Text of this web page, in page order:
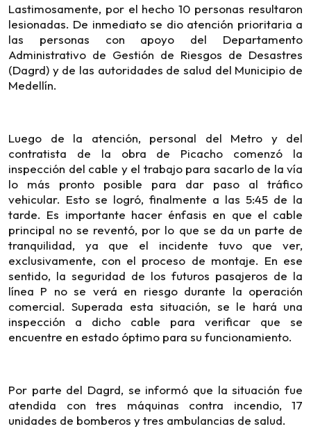
Lastimosamente, por el hecho 10 personas resultaron
lesionadas. De inmediato se dio atención prioritaria a
las personas con apoyo del Departamento
Administrativo de Gestión de Riesgos de Desastres
(Dagrd) y de las autoridades de salud del Municipio de
Medellín.
Luego de la atención, personal del Metro y del
contratista de la obra de Picacho comenzó la
inspección del cable y el trabajo para sacarlo de la vía
lo más pronto posible para dar paso al tráfico
vehicular. Esto se logró, finalmente a las 5:45 de la
tarde. Es importante hacer énfasis en que el cable
principal no se reventó, por lo que se da un parte de
tranquilidad, ya que el incidente tuvo que ver,
exclusivamente, con el proceso de montaje. En ese
sentido, la seguridad de los futuros pasajeros de la
línea P no se verá en riesgo durante la operación
comercial. Superada esta situación, se le hará una
inspección a dicho cable para verificar que se
encuentre en estado óptimo para su funcionamiento.
Por parte del Dagrd, se informó que la situación fue
atendida con tres máquinas contra incendio, 17
unidades de bomberos y tres ambulancias de salud.